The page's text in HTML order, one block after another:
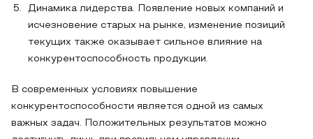
Динамика лидерства. Появление новых компаний и
исчезновение старых на рынке, изменение позиций
текущих также оказывает сильное влияние на
конкурентоспособность продукции.
В современных условиях повышение
конкурентоспособности является одной из самых
важных задач. Положительных результатов можно